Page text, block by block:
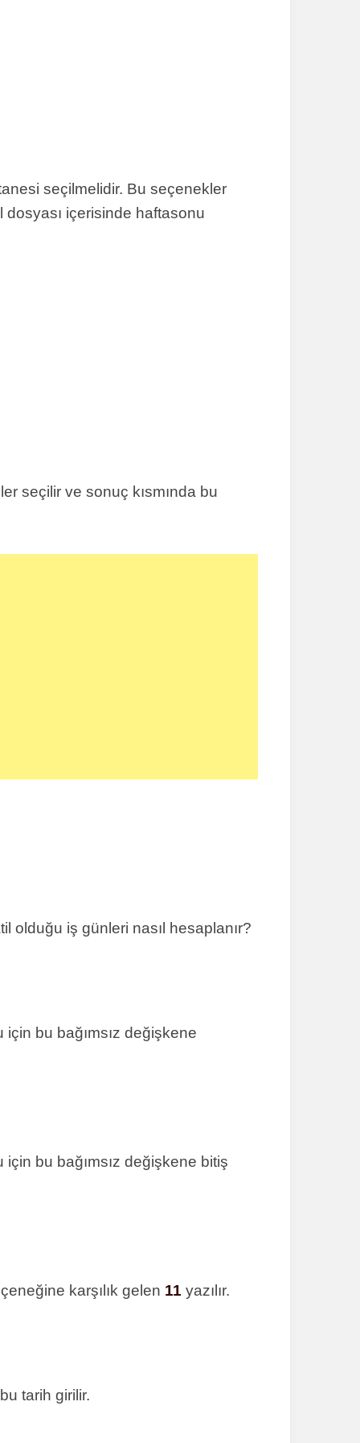
seçilmelidir. Bu seçenekler
dosyası içerisinde haftasonu
seçilir ve sonuç kısmında bu
olduğu iş günleri nasıl hesaplanır?
bu bağımsız değişkene
bu bağımsız değişkene bitiş
karşılık gelen 11 yazılır.
tarih girilir.